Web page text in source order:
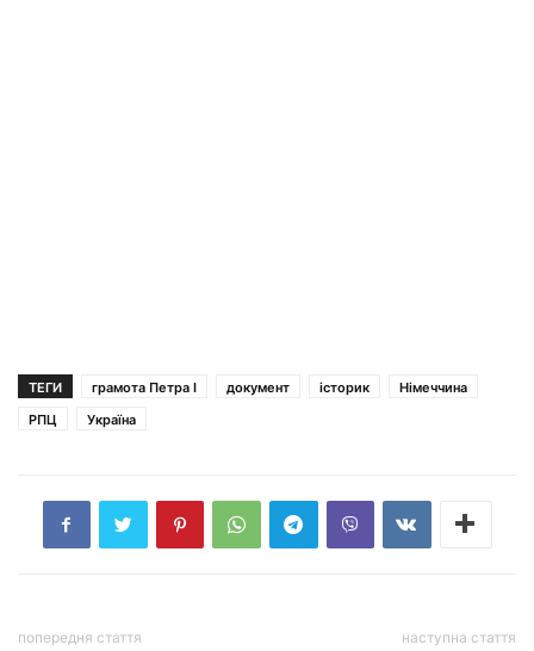
ТЕГИ грамота Петра І документ історик
Німеччина
РПЦ
Україна
попередня стаття наступна стаття